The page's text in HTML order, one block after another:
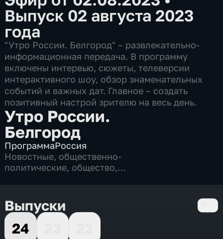
Выпуск 02 августа 2023
года
"Утро России. Белгород" – развлекательно-
информационная передача. В программу
включены интервью, сюжеты, телеверсии
интерактивного шоу, обзор знаменательных
событий и важных дат. Главное – создать
позитивный настрой зрителю на весь день.
Утро России.
Белгород
ПрограммаРоссия
Новостные, общественно-
политические, общество,
3 сезона, 316 выпусков
Выпуски
24